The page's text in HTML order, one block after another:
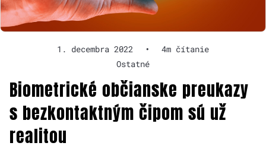
1. decembra 2022 •
4m čítanie
Ostatné
Biometrické občianske preukazy
s bezkontaktným čipom sú už
realitou